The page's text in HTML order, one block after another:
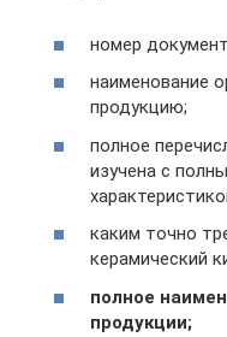
номер
наименование
продукцию;
полное
изучена с
каким точно
керамический
полное
продукции;